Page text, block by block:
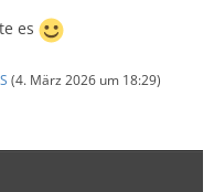
es
(4. März 2026 um 18:29)